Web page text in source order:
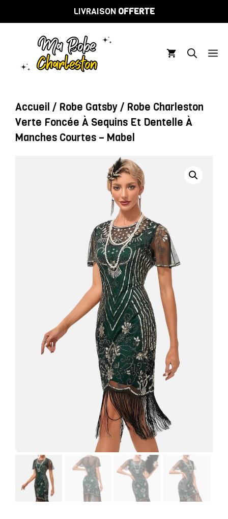
au
LIVRAISON OFFERTE
Accueil / Robe Gatsby/ Robe Charleston
Verte Foncée À Sequins Et Dentelle À
Manches Courtes – Mabel